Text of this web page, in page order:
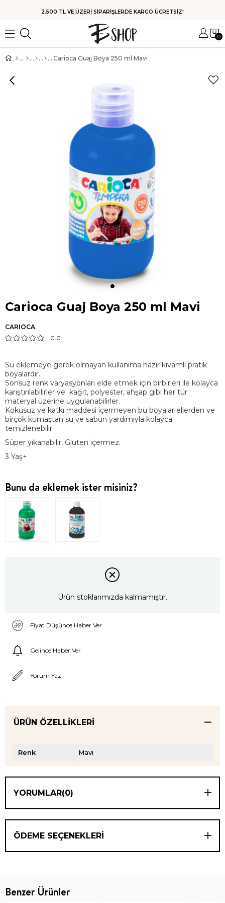
HIZLI KARGO
0
Carioca Guaj Boya 250 ml Mavi
Carioca Guaj Boya 250 ml Mavi
CARIOCA
0.0
Su eklemeye gerek olmayan kullanıma hazır kıvamlı pratik
boyalardır.
Sonsuz renk varyasyonları elde etmek için birbirleri ile kolayca
karıştırılabilirler ve kağıt, polyester, ahşap gibi her tür
materyal üzerine uygulanabilirler.
Kokusuz ve katkı maddesi içermeyen bu boyalar ellerden ve
birçok kumaştan su ve sabun yardımıyla kolayca
temizlenebilir.
Süper yıkanabilir, Gluten içermez.
3 Yaş+
Bunu da eklemek ister misiniz?
Ürün stoklarımızda kalmamıştır.
Fiyat Düşünce Haber Ver
Gelince Haber Ver
Yorum Yaz
ÜRÜN ÖZELLIKLERI
Renk Mavi
YORUMLAR(0)
ÖDEME SEÇENEKLERI
Benzer Ürünler